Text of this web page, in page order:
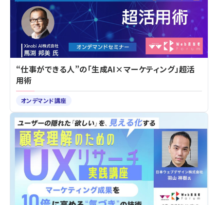
“仕事ができる人”の「生成AI×マーケティング」超活
用術
オンデマンド講座